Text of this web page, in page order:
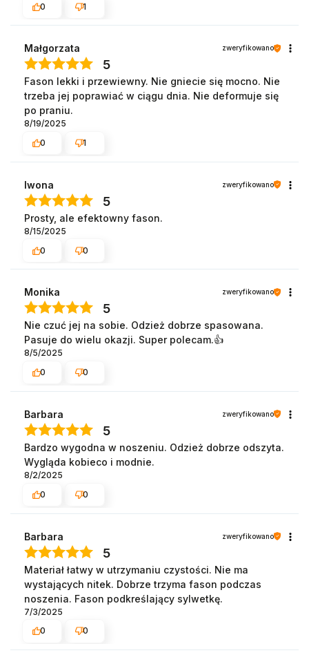
0
1
Małgorzata zweryfikowano
5
Fason lekki i przewiewny. Nie gniecie się mocno. Nie
trzeba jej poprawiać w ciągu dnia. Nie deformuje się
po praniu.
8/19/2025
0
1
Iwona zweryfikowano
5
Prosty, ale efektowny fason.
8/15/2025
0
0
Monika zweryfikowano
5
Nie czuć jej na sobie. Odzież dobrze spasowana.
Pasuje do wielu okazji. Super polecam.👍️
8/5/2025
0
0
Barbara zweryfikowano
5
Bardzo wygodna w noszeniu. Odzież dobrze odszyta.
Wygląda kobieco i modnie.
8/2/2025
0
0
Barbara zweryfikowano
5
Materiał łatwy w utrzymaniu czystości. Nie ma
wystających nitek. Dobrze trzyma fason podczas
noszenia. Fason podkreślający sylwetkę.
7/3/2025
0
0